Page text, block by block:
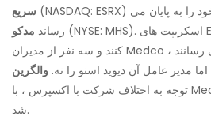
سریع (NASDAQ: ESRX) خرید 29.1 میلیارد دلاری خود را به پایان می
رساند مدکو
(NYSE: MHS). اسکریپت های Express نام خود را حفظ می
کنند و سه نفر از مدیران Medco را به رده های رهبری خود می رسانند ،
اما مدیر عامل آن دیوید اسنو را نه. والگرین
توجه به اختلاف شرکت با اکسپرس ، با Medco احترام گذاشته خواهد
شد.